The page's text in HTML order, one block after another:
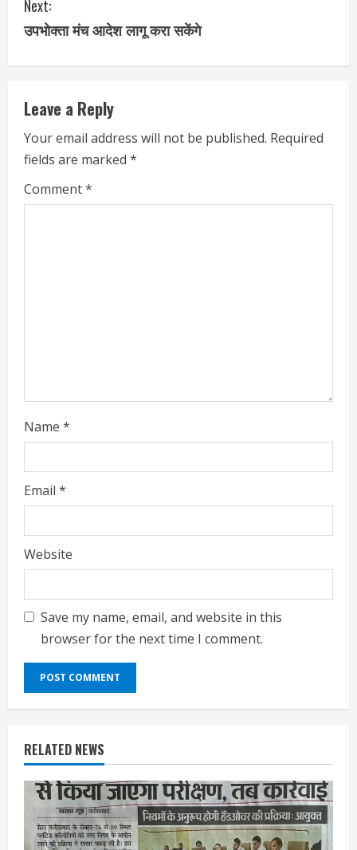
Next:
उपभोक्ता मंच आदेश लागू करा सकेंगे
Leave a Reply
Your email address will not be published. Required
fields are marked *
Comment*
Name *
Email *
Website
Save my name, email, and website in this
browser for the next time I comment.
RELATED NEWS